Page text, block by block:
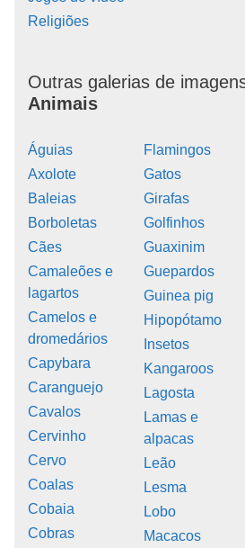
Religiões
Outras galerias de
Animais
Águias
Axolote
Baleias
Borboletas
Cães
Camaleões e
lagartos
Camelos e
dromedários
Capybara
Caranguejo
Cavalos
Cervinho
Cervo
Coalas
Cobaia
Cobras
Flamingos
Gatos
Girafas
Golfinhos
Guaxinim
Guepardos
Guinea pig
Hipopótamo
Insetos
Kangaroos
Lagosta
Lamas e
alpacas
Leão
Lesma
Lobo
Macacos